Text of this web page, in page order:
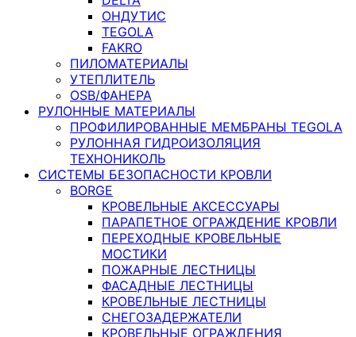
ОНДУТИС
TEGOLA
FAKRO
ПИЛОМАТЕРИАЛЫ
УТЕПЛИТЕЛЬ
OSB/ФАНЕРА
РУЛОННЫЕ МАТЕРИАЛЫ
ПРОФИЛИРОВАННЫЕ МЕМБРАНЫ TEGOLA
РУЛОННАЯ ГИДРОИЗОЛЯЦИЯ
ТЕХНОНИКОЛЬ
СИСТЕМЫ БЕЗОПАСНОСТИ КРОВЛИ
BORGE
КРОВЕЛЬНЫЕ АКСЕССУАРЫ
ПАРАПЕТНОЕ ОГРАЖДЕНИЕ КРОВЛИ
ПЕРЕХОДНЫЕ КРОВЕЛЬНЫЕ
МОСТИКИ
ПОЖАРНЫЕ ЛЕСТНИЦЫ
ФАСАДНЫЕ ЛЕСТНИЦЫ
КРОВЕЛЬНЫЕ ЛЕСТНИЦЫ
СНЕГОЗАДЕРЖАТЕЛИ
КРОВЕЛЬНЫЕ ОГРАЖДЕНИЯ